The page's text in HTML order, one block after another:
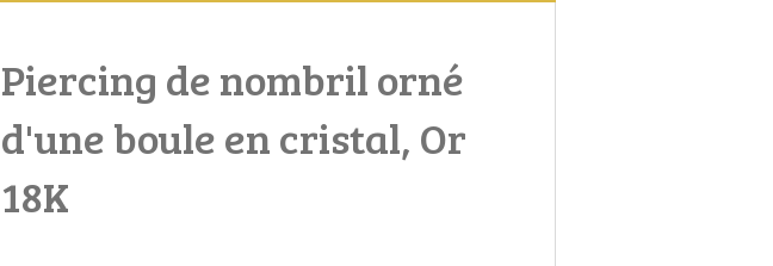
Piercing de nombril orné
d'une boule en cristal, Or
18K